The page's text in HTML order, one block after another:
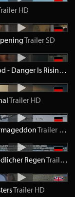
HD
TrailerSD
Trailer SD
The Flood - Danger Is Rising
Trailer HD
Trailer HD
RegenTrailer
Trailer HD